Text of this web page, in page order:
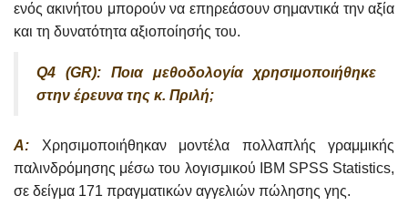
ενός ακινήτου μπορούν να επηρεάσουν σημαντικά την αξία
και τη δυνατότητα αξιοποίησής του.
Q4 (GR): Ποια μεθοδολογία χρησιμοποιήθηκε
στην έρευνα της κ. Πριλή;
A: Χρησιμοποιήθηκαν μοντέλα πολλαπλής γραμμικής
παλινδρόμησης μέσω του λογισμικού IBM SPSS Statistics,
σε δείγμα 171 πραγματικών αγγελιών πώλησης γης.